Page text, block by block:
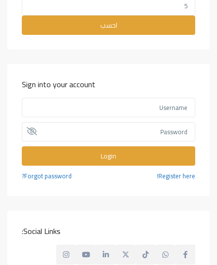
احسب
Sign into your account
Login
Register here!
Forgot password?
Social Links: